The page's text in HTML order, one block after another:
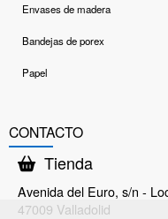
Envases de madera
Bandejas de porex
Papel
CONTACTO
Tienda
Avenida del Euro, s/n -
47009 Valladolid